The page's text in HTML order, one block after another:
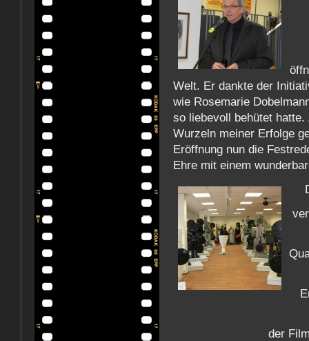
Welt. Er dankte der
wie Rosemarie
so liebevoll behütet hatte.
Wurzeln meiner Erfolge
Eröffnung nun die
Ehre mit einem
der